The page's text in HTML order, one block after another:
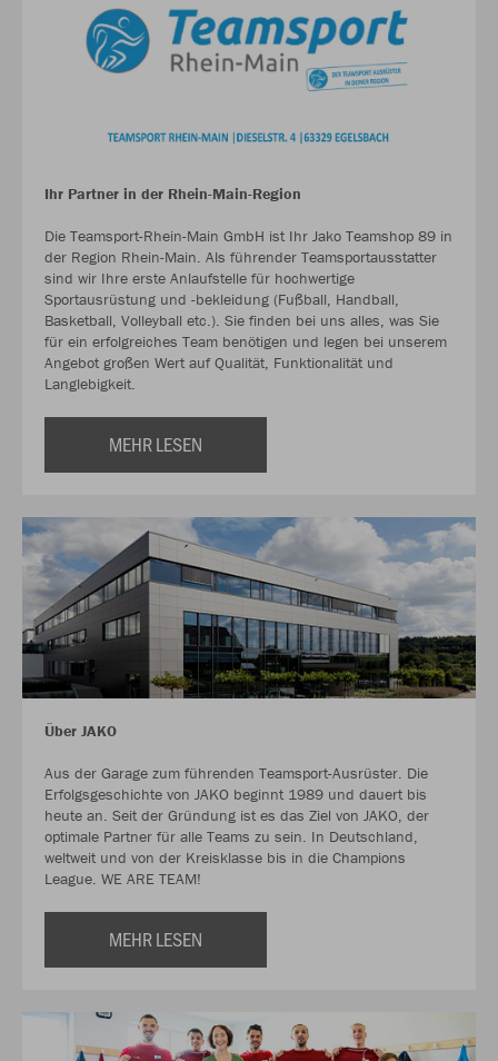
Ihr Partner in der Rhein-Main-Region
Die Teamsport-Rhein-Main GmbH ist Ihr Jako Teamshop 89 in
der Region Rhein-Main. Als führender Teamsportausstatter
sind wir Ihre erste Anlaufstelle für hochwertige
Sportausrüstung und -bekleidung (Fußball, Handball,
Basketball, Volleyball etc.). Sie finden bei uns alles, was Sie
für ein erfolgreiches Team benötigen und legen bei unserem
Angebot großen Wert auf Qualität, Funktionalität und
Langlebigkeit.
MEHR LESEN
Über JAKO
Aus der Garage zum führenden Teamsport-Ausrüster. Die
Erfolgsgeschichte von JAKO beginnt 1989 und dauert bis
heute an. Seit der Gründung ist es das Ziel von JAKO, der
optimale Partner für alle Teams zu sein. In Deutschland,
weltweit und von der Kreisklasse bis in die Champions
League. WE ARE TEAM!
MEHR LESEN